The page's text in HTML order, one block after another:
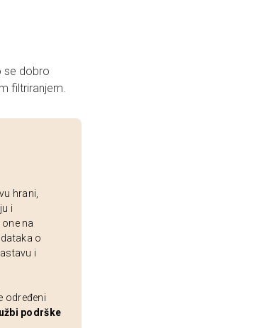
se dobro
je osvetljenjem i dvostrukim filtriranjem.
hrani,
i
na
o
i
određeni
podrške